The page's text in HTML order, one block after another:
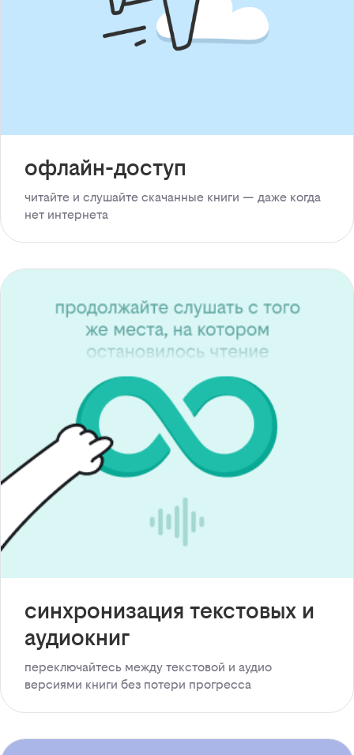
офлайн-доступ
читайте и слушайте скачанные книги — даже когда
нет интернета
синхронизация текстовых и
аудиокниг
переключайтесь между текстовой и аудио
версиями книги без потери прогресса